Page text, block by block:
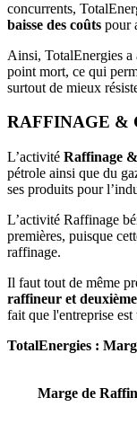
concurrents,
baisse des coûts pour
Ainsi, TotalEnergies a
point mort, ce qui
surtout de mieux
RAFFINAGE &
L’activité Raffinage
pétrole ainsi que du
ses produits pour
L’activité Raffinage
premières, puisque
raffinage.
Il faut tout de même
raffineur et
fait que l'entreprise
TotalEnergies :
Marge de